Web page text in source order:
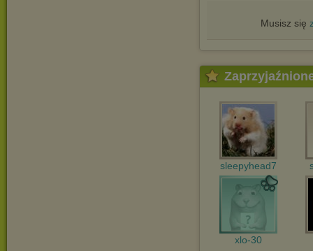
Musisz się
sleepyhead7
xlo-30